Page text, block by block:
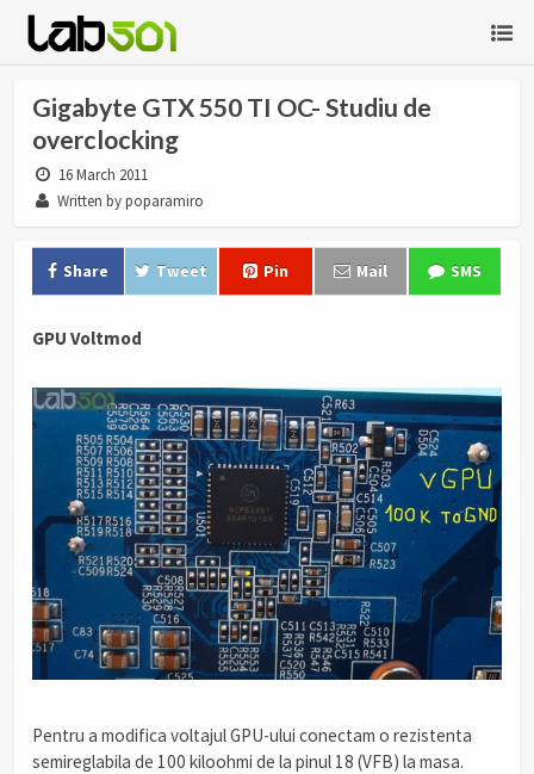
Gigabyte GTX 550 TI OC- Studiu de
overclocking
16 March 2011
Written by poparamiro
Share Tweet Pin Mail SMS
GPU Voltmod
Pentru a modifica voltajul GPU-ului conectam o rezistenta
semireglabila de 100 kiloohmi de la pinul 18 (VFB) la masa.